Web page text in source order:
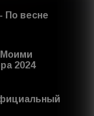
По весне
2024